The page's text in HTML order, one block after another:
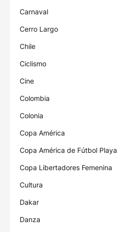
Carnaval
Cerro Largo
Chile
Ciclismo
Cine
Colombia
Colonia
Copa América
Copa América de Fútbol Playa
Copa Libertadores Femenina
Cultura
Dakar
Danza